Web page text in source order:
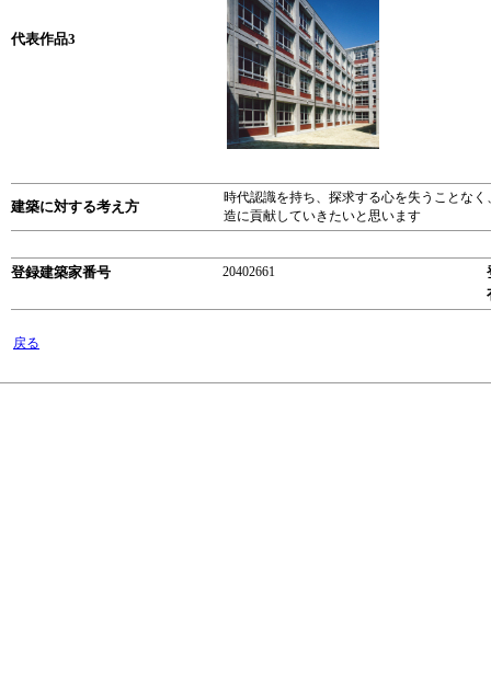
代表作品3
建築に対する考え方
時代認識を持ち、探求する心を失うことな
造に貢献していきたいと思います
登録建築家番号 20402661
戻る